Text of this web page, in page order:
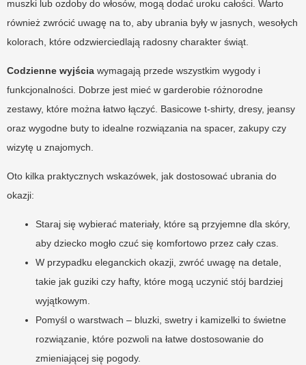
muszki lub ozdoby do włosów, mogą dodać uroku całości. Warto
również zwrócić uwagę na to, aby ubrania były w jasnych, wesołych
kolorach, które odzwierciedlają radosny charakter świąt.
Codzienne wyjścia wymagają przede wszystkim wygody i
funkcjonalności. Dobrze jest mieć w garderobie różnorodne
zestawy, które można łatwo łączyć. Basicowe t-shirty, dresy, jeansy
oraz wygodne buty to idealne rozwiązania na spacer, zakupy czy
wizytę u znajomych.
Oto kilka praktycznych wskazówek, jak dostosować ubrania do
okazji:
Staraj się wybierać materiały, które są przyjemne dla skóry,
aby dziecko mogło czuć się komfortowo przez cały czas.
W przypadku eleganckich okazji, zwróć uwagę na detale,
takie jak guziki czy hafty, które mogą uczynić stój bardziej
wyjątkowym.
Pomyśl o warstwach – bluzki, swetry i kamizelki to świetne
rozwiązanie, które pozwoli na łatwe dostosowanie do
zmieniającej się pogody.